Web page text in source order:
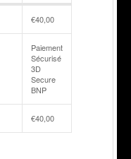
€40,00
Paiement
Sécurisé
3D
Secure
BNP
€40,00